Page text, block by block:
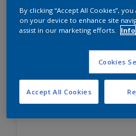
Simply Refresh Wall Tiles
Pusiau
sienų
dažai
By clicking “Accept All Cookies”,
on your device to enhance site
assist in our marketing efforts.
Info
Cookies
Accept All Cookies